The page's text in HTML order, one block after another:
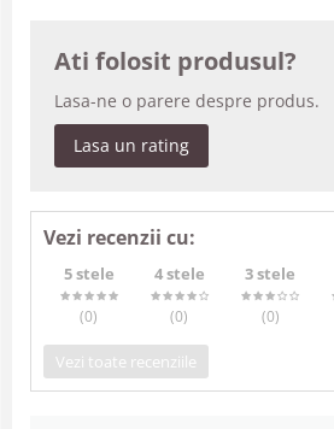
Ati folosit produsul?
Lasa-ne o parere despre produs.
Lasa un rating
Vezi recenzii cu:
5 stele
(0)
4 stele
(0)
3 stele
(0)
Vezi toate recenziile